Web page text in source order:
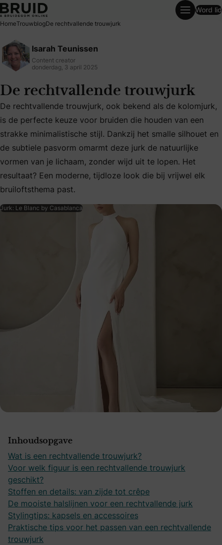
De rechtvallende trouwjurk
Word lid
HomeTrouwblogDe rechtvallende trouwjurk
Isarah Teunissen
Content creator
donderdag, 3 april 2025
De rechtvallende trouwjurk
De rechtvallende trouwjurk, ook bekend als de
De rechtvallende trouwjurk, ook bekend als de kolomjurk,
is de perfecte keuze voor bruiden die houden van een
strakke minimalistische stijl. Dankzij het smalle silhouet en
de subtiele pasvorm omarmt deze jurk de natuurlijke
vormen van je lichaam, zonder wijd uit te lopen. Het
resultaat? Een moderne, tijdloze look die bij vrijwel elk
bruiloftsthema past.
Jurk: Le Blanc by Casablanca
Inhoudsopgave
Wat is een rechtvallende trouwjurk?
Voor welk figuur is een rechtvallende trouwjurk
geschikt?
Stoffen en details: van zijde tot crêpe
De mooiste halslijnen voor een rechtvallende jurk
Stylingtips: kapsels en accessoires
Praktische tips voor het passen van een rechtvallende
trouwjurk